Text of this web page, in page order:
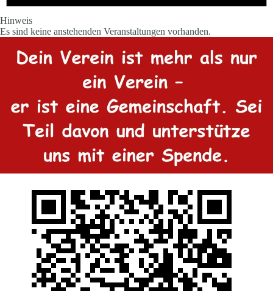
Hinweis
Es sind keine anstehenden Veranstaltungen vorhanden.